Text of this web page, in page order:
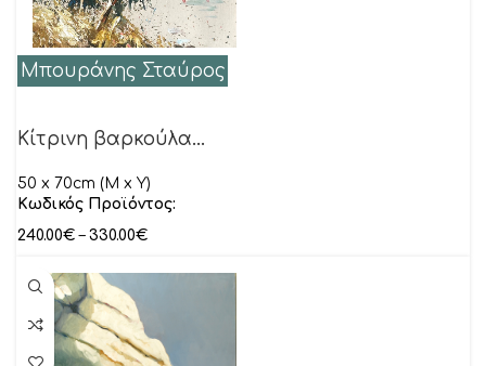
Μπουράνης Σταύρος
Κίτρινη βαρκούλα…
50 x 70cm (M x Y)
Κωδικός Προϊόντος:
240.00€ – 330.00€